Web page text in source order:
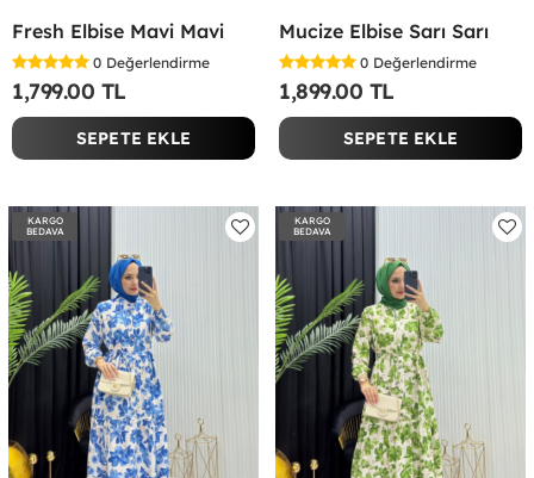
Fresh Elbise Mavi Mavi
0 Değerlendirme
1,799.00 TL
SEPETE EKLE
Mucize Elbise Sarı Sarı
0 Değerlendirme
1,899.00 TL
SEPETE EKLE
KARGO
BEDAVA
KARGO
BEDAVA